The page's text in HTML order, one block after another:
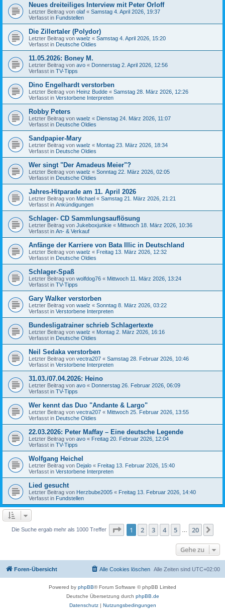
Neues dreiteiliges Interview mit Peter Orloff
Letzter Beitrag von olaf « Samstag 4. April 2026, 19:37
Verfasst in Fundstellen
Die Zillertaler (Polydor)
Letzter Beitrag von waelz « Samstag 4. April 2026, 15:20
Verfasst in Deutsche Oldies
11.05.2026: Boney M.
Letzter Beitrag von avo « Donnerstag 2. April 2026, 12:56
Verfasst in TV-Tipps
Dino Engelhardt verstorben
Letzter Beitrag von Heinz Budde « Samstag 28. März 2026, 12:26
Verfasst in Verstorbene Interpreten
Robby Peters
Letzter Beitrag von waelz « Dienstag 24. März 2026, 11:07
Verfasst in Deutsche Oldies
Sandpapier-Mary
Letzter Beitrag von waelz « Montag 23. März 2026, 18:34
Verfasst in Deutsche Oldies
Wer singt "Der Amadeus Meier"?
Letzter Beitrag von waelz « Sonntag 22. März 2026, 02:05
Verfasst in Deutsche Oldies
Jahres-Hitparade am 11. April 2026
Letzter Beitrag von Michael « Samstag 21. März 2026, 21:21
Verfasst in Ankündigungen
Schlager- CD Sammlungsauflösung
Letzter Beitrag von Jukeboxjunkie « Mittwoch 18. März 2026, 10:36
Verfasst in An- & Verkauf
Anfänge der Karriere von Bata Illic in Deutschland
Letzter Beitrag von waelz « Freitag 13. März 2026, 12:32
Verfasst in Deutsche Oldies
Schlager-Spaß
Letzter Beitrag von wolfdog76 « Mittwoch 11. März 2026, 13:24
Verfasst in TV-Tipps
Gary Walker verstorben
Letzter Beitrag von waelz « Sonntag 8. März 2026, 03:22
Verfasst in Verstorbene Interpreten
Bundesligatrainer schrieb Schlagertexte
Letzter Beitrag von waelz « Montag 2. März 2026, 16:16
Verfasst in Deutsche Oldies
Neil Sedaka verstorben
Letzter Beitrag von vectra207 « Samstag 28. Februar 2026, 10:46
Verfasst in Verstorbene Interpreten
31.03./07.04.2026: Heino
Letzter Beitrag von avo « Donnerstag 26. Februar 2026, 06:09
Verfasst in TV-Tipps
Wer kennt das Duo "Andante & Largo"
Letzter Beitrag von vectra207 « Mittwoch 25. Februar 2026, 13:55
Verfasst in Deutsche Oldies
22.03.2026: Peter Maffay – Eine deutsche Legende
Letzter Beitrag von avo « Freitag 20. Februar 2026, 12:04
Verfasst in TV-Tipps
Wolfgang Heichel
Letzter Beitrag von Dejalo « Freitag 13. Februar 2026, 15:40
Verfasst in Verstorbene Interpreten
Lied gesucht
Letzter Beitrag von Herzbube2005 « Freitag 13. Februar 2026, 14:40
Verfasst in Fundstellen
Die Suche ergab mehr als 1000 Treffer Seite 1von 20
1 2 3 4 5 20
Gehe zu
Foren-Übersicht Alle Zeiten sind UTC+02:00
Alle Cookies löschen
Powered by phpBB® Forum Software © phpBB Limited
Deutsche Übersetzung durch phpBB.de
Datenschutz| Nutzungsbedingungen